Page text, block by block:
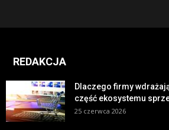
REDAKCJA
Dlaczego firmy
część ekosystemu
25 czerwca 2026